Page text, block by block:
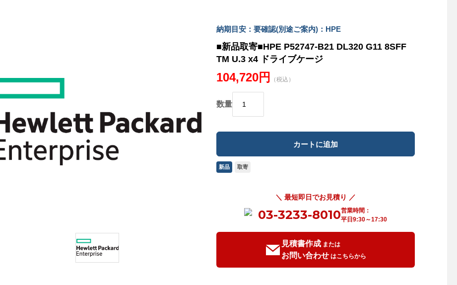
納期目安：要確認(別途ご案内)：HPE
■新品取寄■HPE P52747-B21 DL320 G11 8SFF
TM U.3 x4 ドライブケージ
104,720円 （税込）
数量
新品 取寄
＼ 最短即日でお見積り ／
03-3233-8010営業時間：
平日9:30～17:30
見積書作成 または
お問い合わせ はこちらから